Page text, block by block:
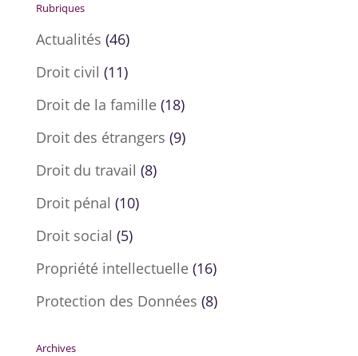
Rubriques
Actualités (46)
Droit civil (11)
Droit de la famille(18)
Droit des étrangers (9)
Droit du travail (8)
Droit pénal (10)
Droit social (5)
Propriété intellectuelle(16)
Protection des Données (8)
Archives